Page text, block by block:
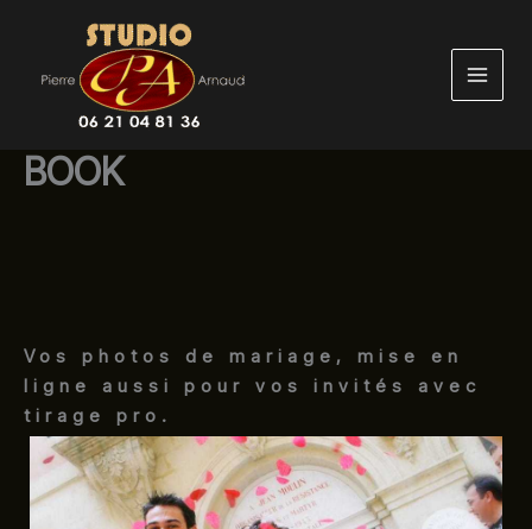
contenu
BOOK
Vos photos de mariage, mise en
ligne aussi pour vos invités avec
tirage pro.